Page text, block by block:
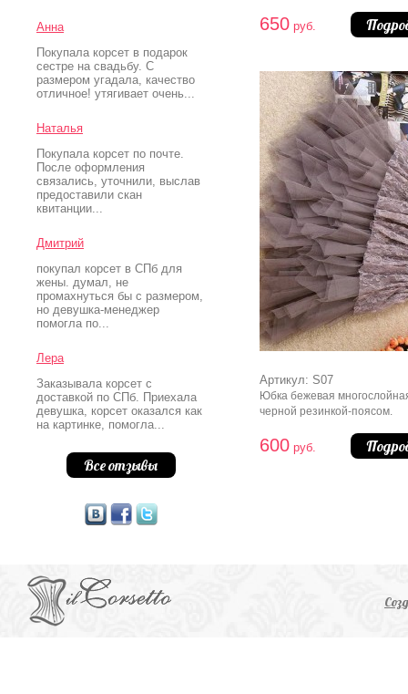
Анна
Покупала корсет в подарок
сестре на свадьбу. С
размером угадала, качество
отличное! утягивает очень...
Наталья
Покупала корсет по почте.
После оформления
связались, уточнили, выслав
предоставили скан
квитанции...
Дмитрий
покупал корсет в СПб для
жены. думал, не
промахнуться бы с размером,
но девушка-менеджер
помогла по...
Лера
Заказывала корсет с
доставкой по СПб. Приехала
девушка, корсет оказался как
на картинке, помогла...
Все отзывы
650 руб.
Артикул: S07
Юбка бежевая
черной резинкой-поясом.
600 руб.